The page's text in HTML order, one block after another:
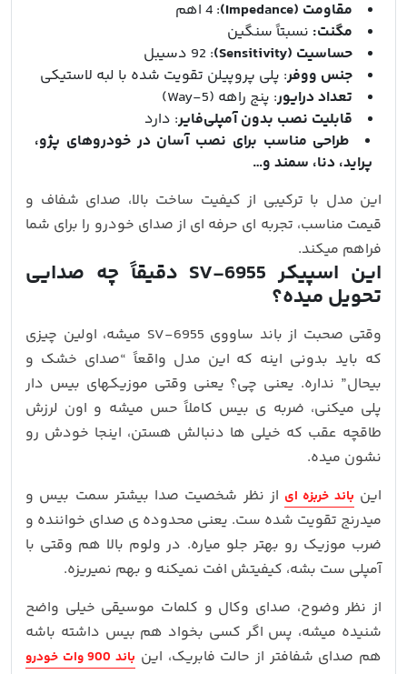
مقاومت (Impedance)
: 4 اهم
مگنت: نسبتاً سنگین
حساسیت (Sensitivity)
: 92 دسیبل
جنس ووفر: پلی‌ پروپیلن تقویت‌ شده با لبه لاستیکی
تعداد درایور: پنج راهه (5-Way)
قابلیت نصب بدون آمپلی‌فایر: دارد
طراحی مناسب برای نصب آسان در خودروهای پژو،
پراید، دنا، سمند و…
این مدل با ترکیبی از کیفیت ساخت بالا، صدای شفاف و
قیمت مناسب، تجربه‌ ای حرفه‌ ای از صدای خودرو را برای شما
فراهم میکند.
این اسپیکر SV-6955 دقیقاً چه صدایی
تحویل میده؟
وقتی صحبت از باند ساووی SV-6955 میشه، اولین چیزی
که باید بدونی اینه که این مدل واقعاً “صدای خشک و
بیحال” نداره. یعنی چی؟ یعنی وقتی موزیکهای بیس‌ دار
پلی میکنی، ضربه‌ ی بیس کاملاً حس میشه و اون لرزش
طاقچه‌ عقب که خیلی‌ ها دنبالش هستن، اینجا خودش رو
نشون میده.
این باند خربزه ای از نظر شخصیت صدا بیشتر سمت بیس و
میدرنج تقویت‌ شده‌ ست. یعنی محدوده‌ ی صدای خواننده و
ضرب‌ موزیک رو بهتر جلو میاره. در ولوم‌ بالا هم وقتی با
آمپلی ست بشه، کیفیتش افت نمیکنه و بهم نمیریزه.
از نظر وضوح، صدای وکال و کلمات موسیقی خیلی واضح
شنیده میشه، پس اگر کسی بخواد هم بیس داشته باشه
هم صدای شفافتر از حالت فابریک، این باند 900 وات خودرو